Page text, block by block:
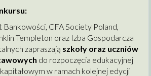
CFA Society Poland,
Templeton oraz Izba Gospodarcza
zapraszają szkoły oraz uczniów
do rozpoczęcia edukacyjnej
w ramach kolejnej edycji